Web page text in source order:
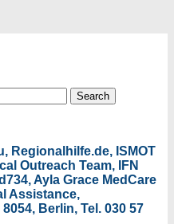
Regionalhilfe.de, ISMOT
Outreach Team, IFN
Ayla Grace MedCare
Assistance,
Berlin, Tel. 030 57